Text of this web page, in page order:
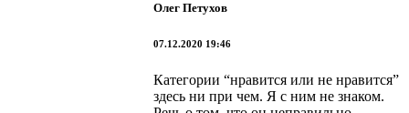
Олег Петухов
07.12.2020 19:46
Категории “нравится или не нравится”
здесь ни при чем. Я с ним не знаком.